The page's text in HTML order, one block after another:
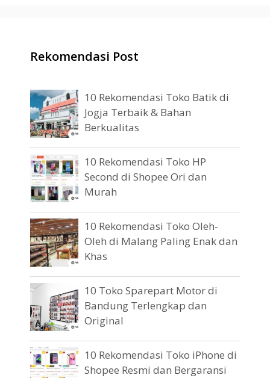
Rekomendasi Post
10 Rekomendasi Toko Batik di
Jogja Terbaik & Bahan
Berkualitas
10 Rekomendasi Toko HP
Second di Shopee Ori dan
Murah
10 Rekomendasi Toko Oleh-
Oleh di Malang Paling Enak dan
Khas
10 Toko Sparepart Motor di
Bandung Terlengkap dan
Original
10 Rekomendasi Toko iPhone di
Shopee Resmi dan Bergaransi